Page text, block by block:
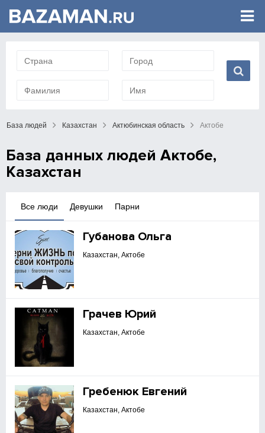
База людей Казахстан Актюбинская область Актобе
База данных людей Актобе,
Казахстан
Парни
Девушки
Все люди
Губанова Ольга
Казахстан, Актобе
Грачев Юрий
Казахстан, Актобе
Гребенюк Евгений
Казахстан, Актобе